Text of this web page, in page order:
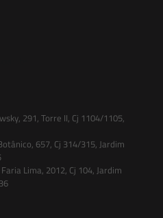
291, Torre II, Cj 1104/1105,
657, Cj 314/315, Jardim
Lima, 2012, Cj 104, Jardim